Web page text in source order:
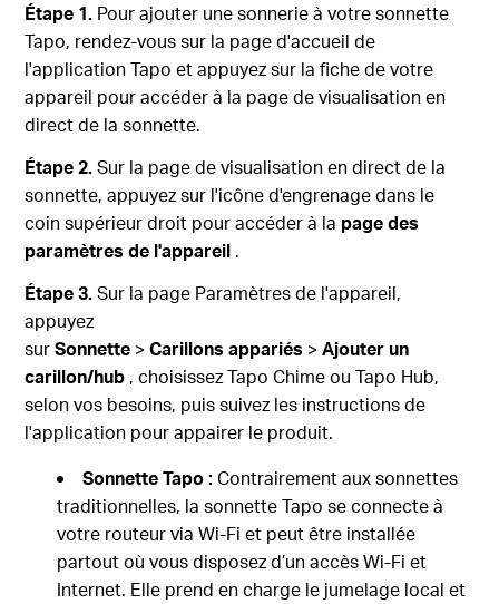
Étape 1. Pour ajouter une sonnerie à votre sonnette
Tapo, rendez-vous sur la page d'accueil de
l'application Tapo et appuyez sur la fiche de votre
appareil pour accéder à la page de visualisation en
direct de la sonnette.
Étape 2.Sur la page de visualisation en direct de la
sonnette, appuyez sur l'icône d'engrenage dans le
coin supérieur droit pour accéder à la page des
paramètres de l'appareil .
Étape 3.Sur la page Paramètres de l'appareil,
appuyez
surSonnette >Carillonsappariés >Ajouterun
carillon/hub , choisissez Tapo Chime ou Tapo Hub,
selon vos besoins, puis suivez les instructions de
l'application pour appairer le produit.
Sonnette Tapo :Contrairement aux sonnettes
traditionnelles, la sonnette Tapo se connecte à
votre routeur via Wi-Fi et peut être installée
partout où vous disposez d’un accès Wi-Fi et
Internet. Elle prend en charge le jumelage local et